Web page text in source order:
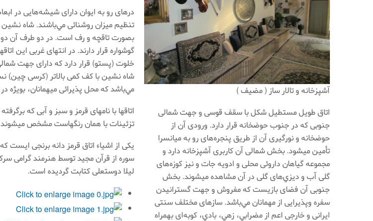
آشپزخانه و تالار ساز ( مضيف )
اتاق طويل مستطيل شكل با سقف قوسی و جهت شمالی
جنوبی كه در جنوب حوضخانه قرار دارد. ورودی آن از
حوضخانه و نورگيری آن از طريق پنجره‌های رو به ميانسرا
تأمين ميشود. بخش شمالی آن كاربری آشپزخانه دارد و
مجموعه گياهان داروئی محلی و ادويه جات و نيز كوزه‌های
گلی آب و ديزي‌های گلی در آن مشاهده ميشوند. بخش
جنوبی آن فضای بازيست كه مفروش و جهت گسترانيدن
سفره وپذيرايی از مهمانان مي‌باشد. سازهای مختلف سنتی
ايرانی و خارجی اعم از مضرابي، زهي، بادي، كوبه‌ای بهمراه
درهای رو به ايوان دارای شيشه‌هايی در
تنظيم ميزان روشنائی مي‌باشند. شاه نشين
بصورت تاقچه و رف است. در دو طرف آن
گوشواره قرار دارند. در انتهای غربی اين
خلوت (پستو) قرار دارد كه دارای جهت
شاه نشين با كف كمی بالاتر (كرسی چين)
مي‌باشد كه محل پذيرائی میهمانان، بويژه
اتاقها با نامهای قرمز و سبز و آبی كه
تزئينات با همان رنگهاست مشخص
يكی از اشیاء اتاق قرمز دانه برنجی ايست
سوره از قرآن مجيد توسط هنرمند گرامی
ليلا دوستعلی كتابت گرديده است.